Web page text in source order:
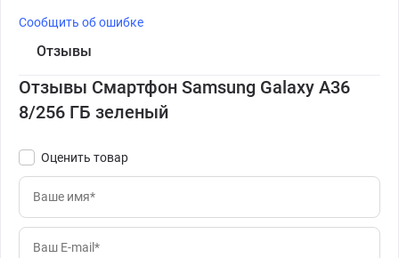
Сообщить об ошибке
Отзывы
Отзывы Смартфон Samsung Galaxy A36
8/256 ГБ зеленый
Оценить товар